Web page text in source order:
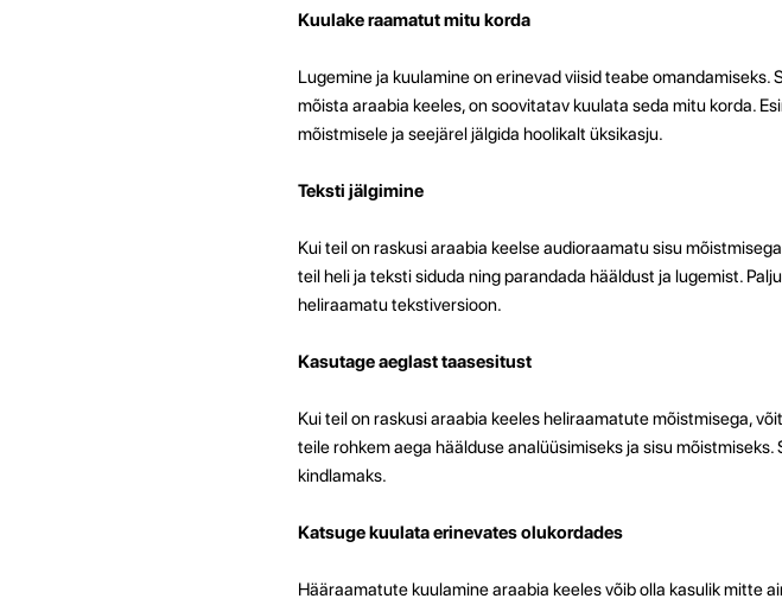
Kuulake raamatut mitu korda
Lugemine ja kuulamine on erinevad viisid teabe
mõista araabia keeles, on soovitatav kuulata seda mitu korda.
mõistmisele ja seejärel jälgida hoolikalt üksikasju.
Teksti jälgimine
Kui teil on raskusi araabia keelse audioraamatu sisu
teil heli ja teksti siduda ning parandada hääldust ja lugemist.
heliraamatu tekstiversioon.
Kasutage aeglast taasesitust
Kui teil on raskusi araabia keeles heliraamatute mõistmisega,
teile rohkem aega häälduse analüüsimiseks ja sisu
kindlamaks.
Katsuge kuulata erinevates olukordades
Hääraamatute kuulamine araabia keeles võib olla kasulik mitte